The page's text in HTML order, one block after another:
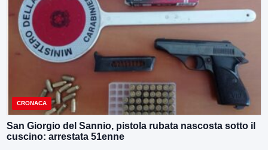
CRONACA
San Giorgio del Sannio, pistola rubata nascosta sotto il
cuscino: arrestata 51enne